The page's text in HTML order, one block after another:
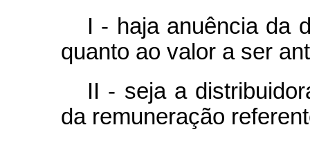
I - haja anuência da
quanto ao valor a ser
II - seja a
da remuneração